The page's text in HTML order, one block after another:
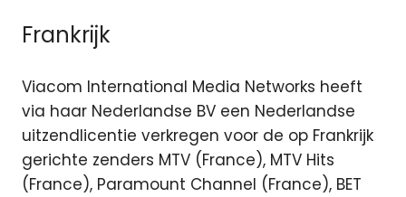
Frankrijk
Viacom International Media Networks heeft
via haar Nederlandse BV een Nederlandse
uitzendlicentie verkregen voor de op Frankrijk
gerichte zenders MTV (France), MTV Hits
(France), Paramount Channel (France), BET